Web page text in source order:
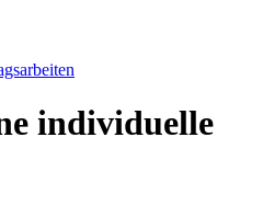
individuelle